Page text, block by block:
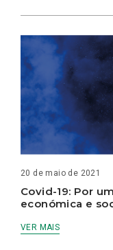
20 de maio de 2021
Covid-19: Por
económica e
VER MAIS